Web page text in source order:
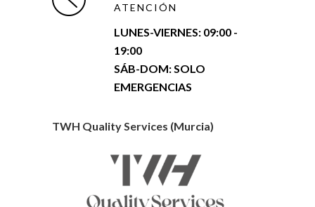
ATENCIÓN
LUNES-VIERNES: 09:00 -
19:00
SÁB-DOM: SOLO
EMERGENCIAS
TWH Quality Services (Murcia)